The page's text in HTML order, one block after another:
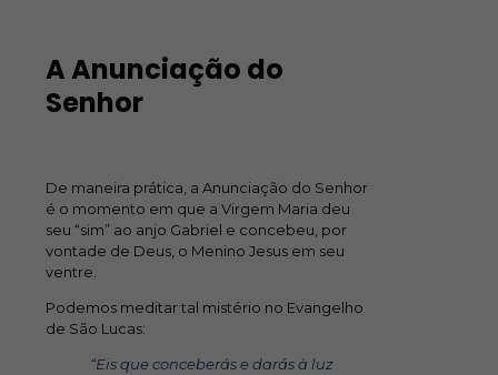
A Anunciação do
Senhor
De maneira prática, a Anunciação do Senhor
é o momento em que a Virgem Maria deu
seu “sim” ao anjo Gabriel e concebeu, por
vontade de Deus, o Menino Jesus em seu
ventre.
Podemos meditar tal mistério no Evangelho
de São Lucas:
“Eis que conceberás e darás à luz